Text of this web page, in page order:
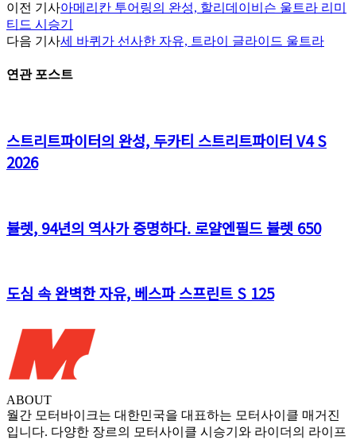
이전 기사아메리칸 투어링의 완성, 할리데이비슨 울트라 리미
티드 시승기
다음 기사세 바퀴가 선사한 자유, 트라이 글라이드 울트라
연관 포스트
스트리트파이터의 완성, 두카티 스트리트파이터 V4 S
2026
뷸렛, 94년의 역사가 증명하다. 로얄엔필드 뷸렛 650
도심 속 완벽한 자유, 베스파 스프린트 S 125
ABOUT
월간 모터바이크는 대한민국을 대표하는 모터사이클 매거진
입니다. 다양한 장르의 모터사이클 시승기와 라이더의 라이프